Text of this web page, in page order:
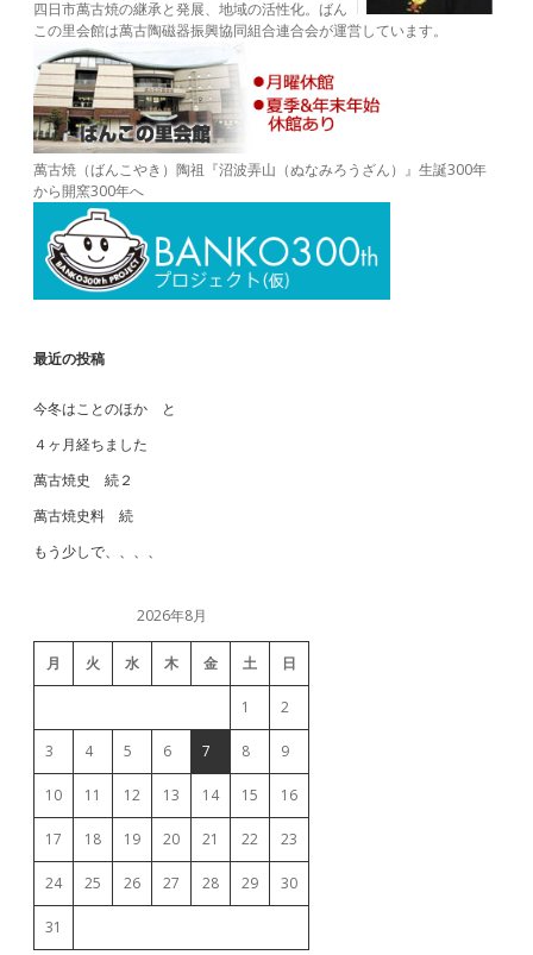
四日市萬古焼の継承と発展、地域の活性化。ばん
この里会館は萬古陶磁器振興協同組合連合会が運営しています。
萬古焼（ばんこやき）陶祖『沼波弄山（ぬなみろうざん）』生誕300年
から開窯300年へ
最近の投稿
今冬はことのほか と
４ヶ月経ちました
萬古焼史 続２
萬古焼史料 続
もう少しで、、、、
2026年8月
月 火 水 木 金 土 日
1 2
3 4 5 6 7 8 9
10 11 12 13 14 15 16
17 18 19 20 21 22 23
24 25 26 27 28 29 30
31